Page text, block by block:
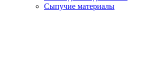
Сыпучие материалы